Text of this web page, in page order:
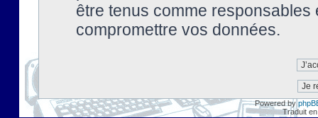
être tenus comme
compromettre vos données.
Powered by
Traduit